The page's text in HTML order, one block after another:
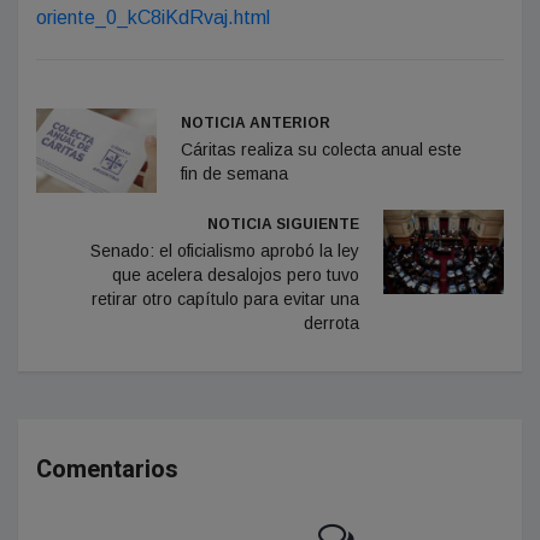
oriente_0_kC8iKdRvaj.html
NOTICIA ANTERIOR
Cáritas realiza su colecta anual este
fin de semana
NOTICIA SIGUIENTE
Senado: el oficialismo aprobó la ley
que acelera desalojos pero tuvo
retirar otro capítulo para evitar una
derrota
Comentarios